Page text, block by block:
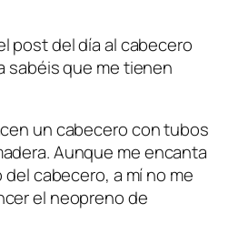
post del día al cabecero
sabéis que me tienen
un cabecero con tubos
Aunque me encanta
cabecero, a mí no me
el neopreno de